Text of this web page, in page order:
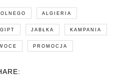
ALGIERIA
JABŁKA KAMPANIA
PROMOCJA